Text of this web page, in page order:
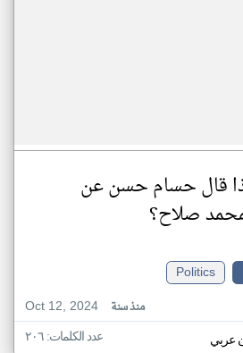
قال حسام حسن عن
صلاح؟
Politics
Oct 12, 2024
منذ سنة
عربي عدد الكلمات: ٢٠٦